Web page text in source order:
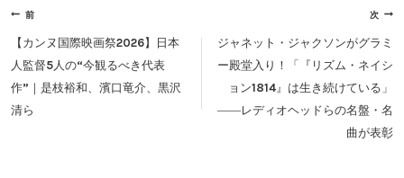
投
稿
ナ
ビ
ゲ
前
【カンヌ国際映画祭2026】日本
人監督5人の“今観るべき代表
作”｜是枝裕和、濱口竜介、黒沢
清ら
次
ジャネット・ジャクソンがグラミ
ー殿堂入り！「『リズム・ネイシ
ョン1814』は生き続けている」
――レディオヘッドらの名盤・名
曲が表彰